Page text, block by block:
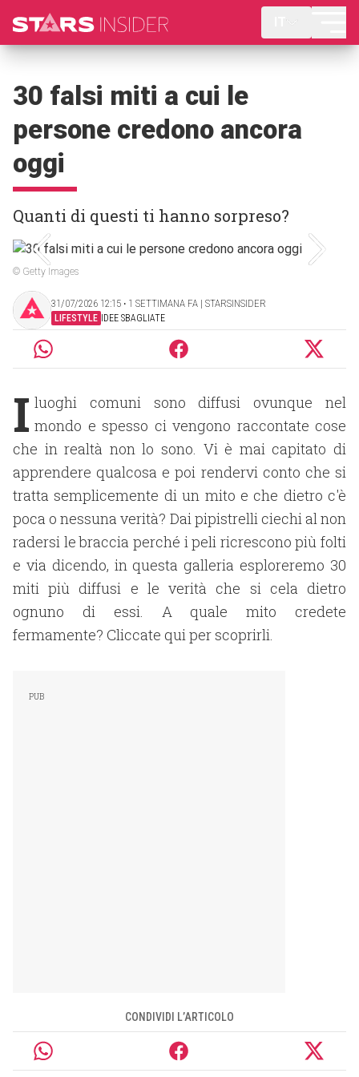
30 falsi miti a cui le
persone credono ancora
oggi
Quanti di questi ti hanno sorpreso?
© Getty Images
31/07/2026 12:15 ‧ 1 SETTIMANA FA | STARSINSIDER
LIFESTYLE IDEE SBAGLIATE
I luoghi comuni sono diffusi ovunque nel
mondo e spesso ci vengono raccontate cose
che in realtà non lo sono. Vi è mai capitato di
apprendere qualcosa e poi rendervi conto che si
tratta semplicemente di un mito e che dietro c'è
poca o nessuna verità? Dai pipistrelli ciechi al non
radersi le braccia perché i peli ricrescono più folti
e via dicendo, in questa galleria esploreremo 30
miti più diffusi e le verità che si cela dietro
ognuno di essi. A quale mito credete
fermamente? Cliccate qui per scoprirli.
CONDIVIDI L’ARTICOLO